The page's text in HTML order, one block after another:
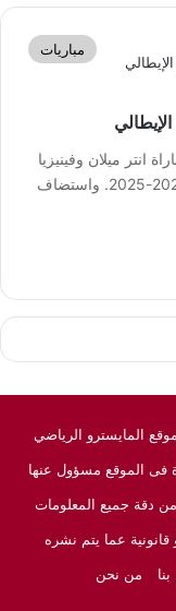
مباريات
انتر ميلان وفينيزيا
المهمة ضمن مباريات بطولة الدوري الإيطالي 2024-2025. واستضاف
فى الموقع مسؤول عنها
من دقة جميع المعلومات
عما يتم نشره
من نحن